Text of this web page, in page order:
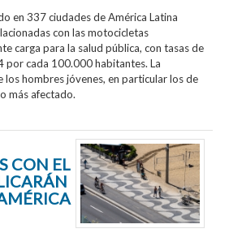
en 337 ciudades de América Latina
con las motocicletas
carga para la salud pública, con tasas de
por cada 100.000 habitantes. La
los hombres jóvenes, en particular los de
más afectado.
CON EL